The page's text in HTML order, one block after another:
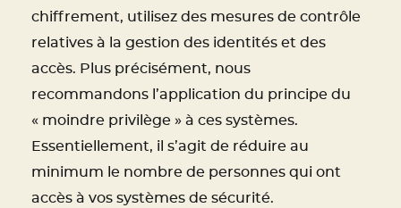
chiffrement, utilisez des mesures de contrôle
relatives à la gestion des identités et des
accès. Plus précisément, nous
recommandons l’application du principe du
« moindre privilège » à ces systèmes.
Essentiellement, il s’agit de réduire au
minimum le nombre de personnes qui ont
accès à vos systèmes de sécurité.